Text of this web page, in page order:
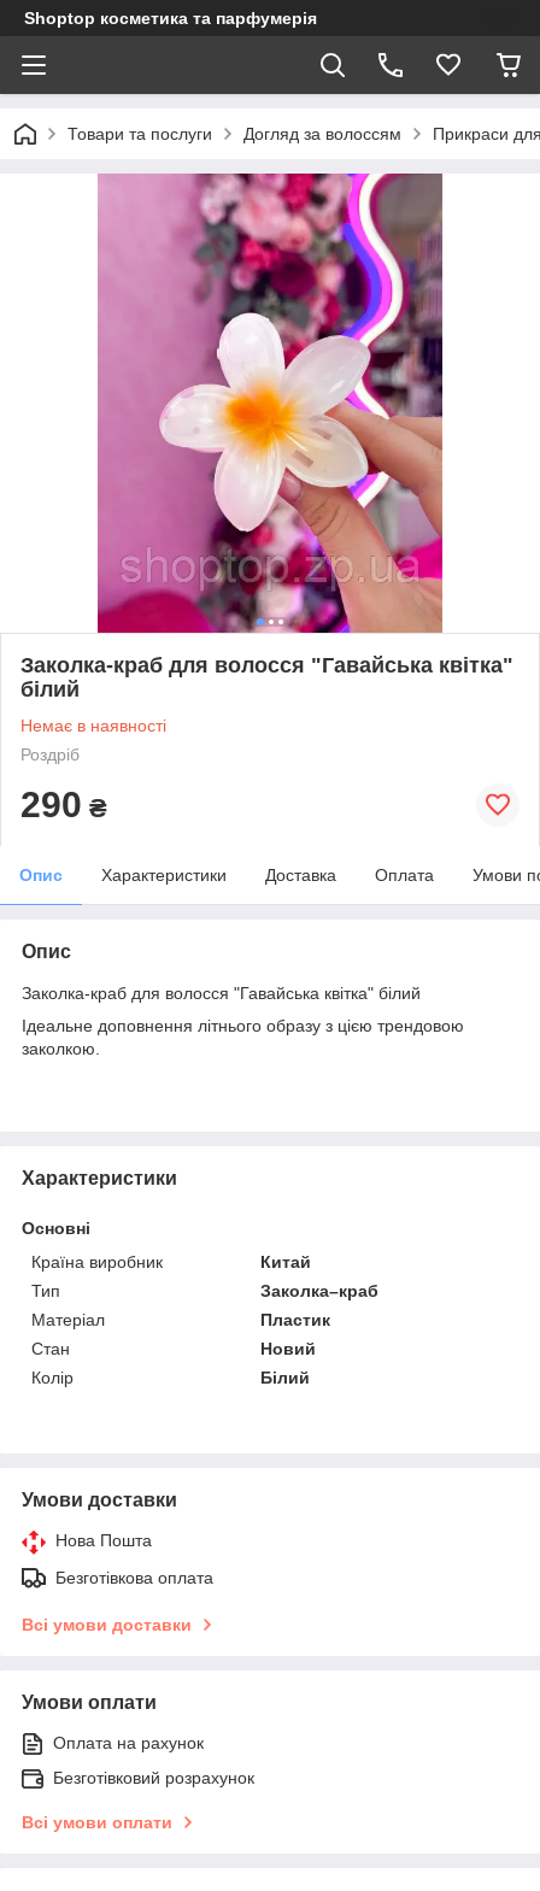
Shoptop косметика та парфумерія
Товари та послуги Догляд за волоссям Прикраси
Заколка-краб для волосся "Гавайська квітка"
білий
Немає в наявності
Роздріб
290 ₴
Опис Характеристики Доставка Оплата Умови
Опис
Заколка-краб для волосся "Гавайська квітка" білий
Ідеальне доповнення літнього образу з цією трендовою
заколкою.
Характеристики
Основні
Країна виробник
Китай
Тип
Заколка–краб
Матеріал
Пластик
Стан
Новий
Колір
Білий
Умови доставки
Нова Пошта
Безготівкова оплата
Всі умови доставки
Умови оплати
Оплата на рахунок
Безготівковий розрахунок
Всі умови оплати